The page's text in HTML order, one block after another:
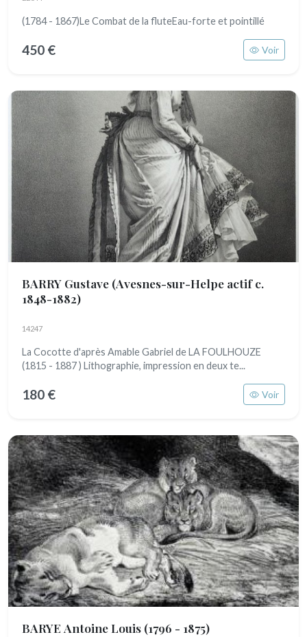
(1784 - 1867)Le Combat de la fluteEau-forte et pointillé
450 € Voir
BARRY Gustave (Avesnes-sur-Helpe actif c.
1848-1882)
14247
La Cocotte d'après Amable Gabriel de LA FOULHOUZE
(1815 - 1887 ) Lithographie, impression en deux te...
180 € Voir
BARYE Antoine Louis (1796 - 1875)